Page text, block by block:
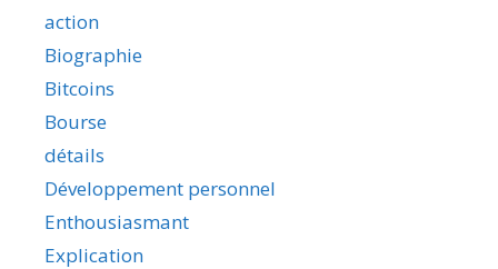
action
Biographie
Bitcoins
Bourse
détails
Développement personnel
Enthousiasmant
Explication